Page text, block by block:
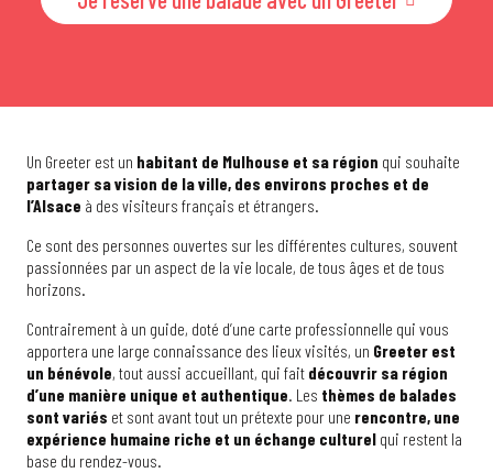
Un Greeter est un habitant de Mulhouse et sa région qui souhaite
partager sa vision de la ville, des environs proches et de
l’Alsace à des visiteurs français et étrangers.
Ce sont des personnes ouvertes sur les différentes cultures, souvent
passionnées par un aspect de la vie locale, de tous âges et de tous
horizons.
Contrairement à un guide, doté d’une carte professionnelle qui vous
apportera une large connaissance des lieux visités, un Greeter est
un bénévole, tout aussi accueillant, qui fait découvrir sa région
d’une manière unique et authentique. Les thèmes de balades
sont variés et sont avant tout un prétexte pour une rencontre, une
expérience humaine riche et un échange culturel qui restent la
base du rendez-vous.